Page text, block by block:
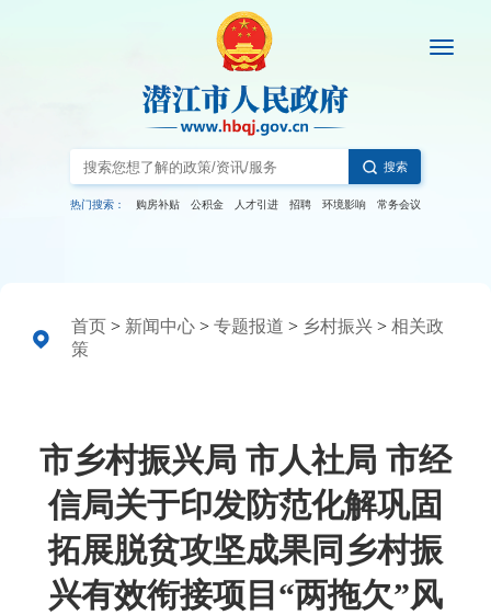
搜索
热门搜索： 购房补贴 公积金 人才引进 招聘 环境影响 常务会议
首页 > 新闻中心 > 专题报道 > 乡村振兴 > 相关政
策
市乡村振兴局 市人社局 市经
信局关于印发防范化解巩固
拓展脱贫攻坚成果同乡村振
兴有效衔接项目“两拖欠”风